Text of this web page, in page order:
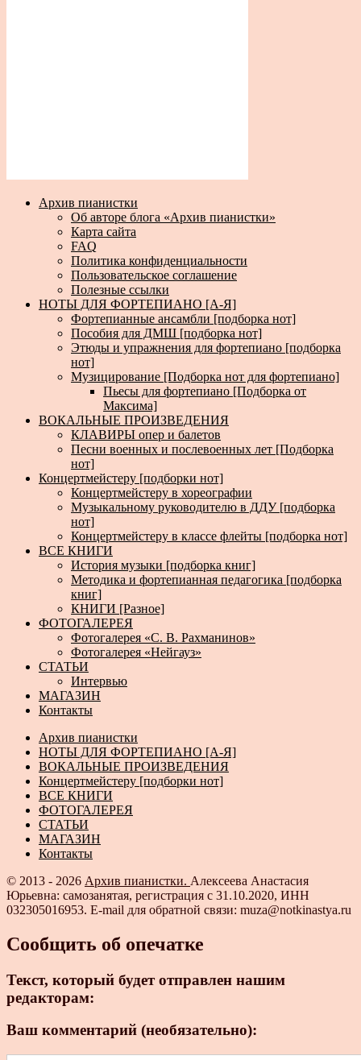
Архив пианистки
Об авторе блога «Архив пианистки»
Карта сайта
FAQ
Политика конфиденциальности
Пользовательское соглашение
Полезные ссылки
НОТЫ ДЛЯ ФОРТЕПИАНО [А-Я]
Фортепианные ансамбли [подборка нот]
Пособия для ДМШ [подборка нот]
Этюды и упражнения для фортепиано [подборка
нот]
Музицирование [Подборка нот для фортепиано]
Пьесы для фортепиано [Подборка от
Максима]
ВОКАЛЬНЫЕ ПРОИЗВЕДЕНИЯ
КЛАВИРЫ опер и балетов
Песни военных и послевоенных лет [Подборка
нот]
Концертмейстеру [подборки нот]
Концертмейстеру в хореографии
Музыкальному руководителю в ДДУ [подборка
нот]
Концертмейстеру в классе флейты [подборка нот]
ВСЕ КНИГИ
История музыки [подборка книг]
Методика и фортепианная педагогика [подборка
книг]
КНИГИ [Разное]
ФОТОГАЛЕРЕЯ
Фотогалерея «С. В. Рахманинов»
Фотогалерея «Нейгауз»
СТАТЬИ
Интервью
МАГАЗИН
Контакты
Архив пианистки
НОТЫ ДЛЯ ФОРТЕПИАНО [А-Я]
ВОКАЛЬНЫЕ ПРОИЗВЕДЕНИЯ
Концертмейстеру [подборки нот]
ВСЕ КНИГИ
ФОТОГАЛЕРЕЯ
СТАТЬИ
МАГАЗИН
Контакты
© 2013 - 2026 Архив пианистки. Алексеева Анастасия
Юрьевна: самозанятая, регистрация с 31.10.2020, ИНН
032305016953. E-mail для обратной связи: muza@notkinastya.ru
Сообщить об опечатке
Текст, который будет отправлен нашим
редакторам:
Ваш комментарий (необязательно):